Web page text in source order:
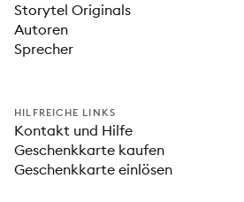
Storytel Originals
Autoren
Sprecher
HILFREICHE LINKS
Kontakt und Hilfe
Geschenkkarte kaufen
Geschenkkarte einlösen